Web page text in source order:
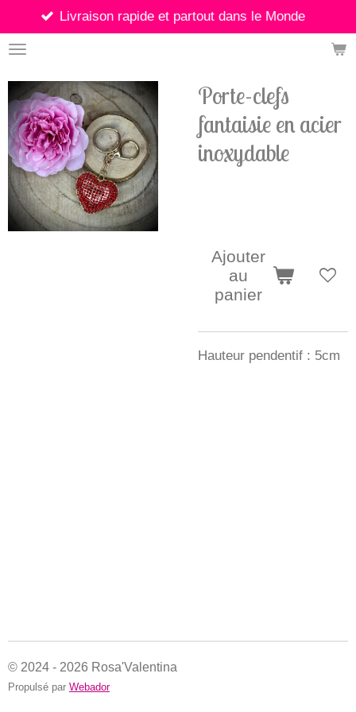
Passer
au
contenu
Livraison rapide et partout dans le Monde
Porte-clefs
fantaisie en acier
inoxydable
Ajouter
au
panier
Hauteur pendentif : 5cm
© 2024 - 2026 Rosa'Valentina
Propulsé par Webador